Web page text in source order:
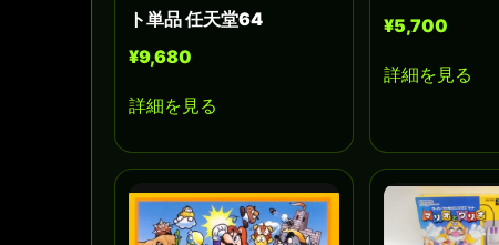
ト単品 任天堂64
¥9,680
詳細を見る
¥5,700
詳細を見る